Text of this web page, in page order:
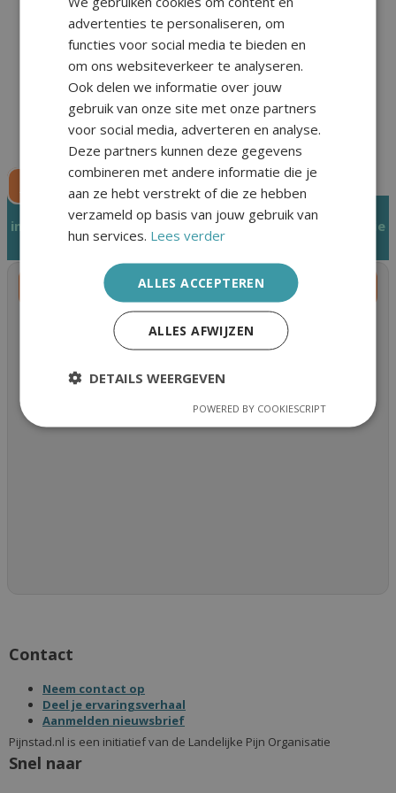
Zelfmanagement
Community
Keuzewijzer
Mijn Pijnstad
informatiecentrum tag: gezondheidszorg op vakantie
Vakantie met chronische pijn: hoe genieten van je tijd
weg? Voorbereiding voor de vakantie Kies de juiste
accommodatie Kies een accommodatie die past bij
Contact
Neem contact op
Deel je ervaringsverhaal
Aanmelden nieuwsbrief
Pijnstad.nl is een initiatief van de Landelijke Pijn Organisatie
Snel naar
advertenties te personaliseren, om
functies voor social media te bieden en
om ons websiteverkeer te analyseren.
Ook delen we informatie over jouw
gebruik van onze site met onze partners
voor social media, adverteren en analyse.
Deze partners kunnen deze gegevens
combineren met andere informatie die je
aan ze hebt verstrekt of die ze hebben
verzameld op basis van jouw gebruik van
hun services. Lees verder
ALLES ACCEPTEREN
ALLES AFWIJZEN
DETAILS WEERGEVEN
POWERED BY COOKIESCRIPT